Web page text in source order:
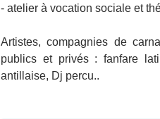
- atelier à vocation sociale et
Artistes, compagnies de
publics et privés : fanfare
antillaise, Dj percu..